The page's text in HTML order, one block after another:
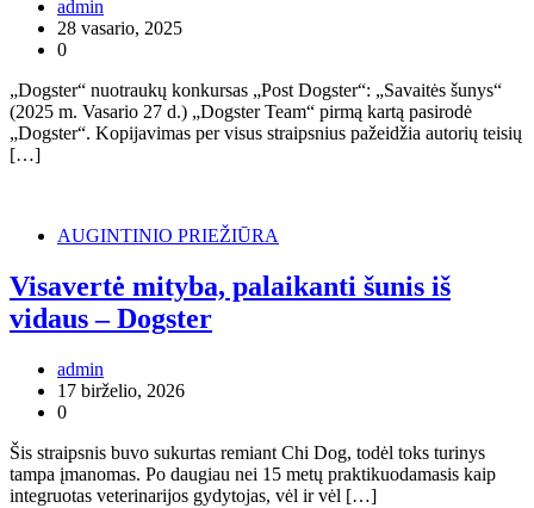
admin
28 vasario, 2025
0
„Dogster“ nuotraukų konkursas „Post Dogster“: „Savaitės šunys“
(2025 m. Vasario 27 d.) „Dogster Team“ pirmą kartą pasirodė
„Dogster“. Kopijavimas per visus straipsnius pažeidžia autorių teisių
[…]
AUGINTINIO PRIEŽIŪRA
Visavertė mityba, palaikanti šunis iš
vidaus – Dogster
admin
17 birželio, 2026
0
Šis straipsnis buvo sukurtas remiant Chi Dog, todėl toks turinys
tampa įmanomas. Po daugiau nei 15 metų praktikuodamasis kaip
integruotas veterinarijos gydytojas, vėl ir vėl […]